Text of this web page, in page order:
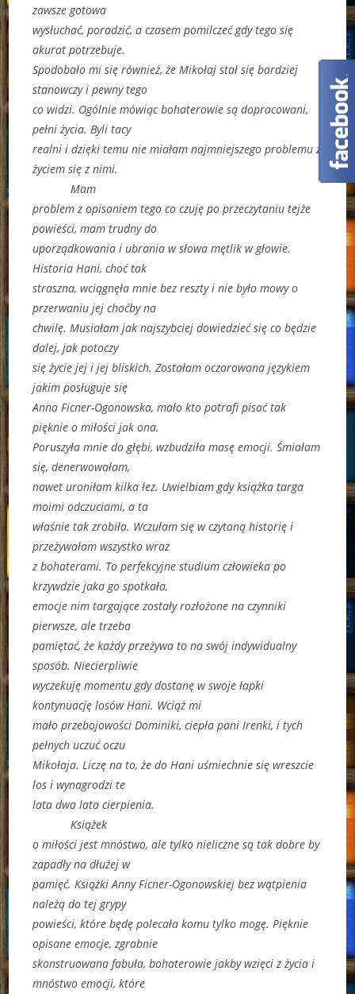
zawsze gotowa
wysłuchać, poradzić, a czasem pomilczeć gdy tego się
akurat potrzebuje.
Spodobało mi się również, że Mikołaj stał się bardziej
stanowczy i pewny tego
co widzi. Ogólnie mówiąc bohaterowie są dopracowani,
pełni życia. Byli tacy
realni i dzięki temu nie miałam najmniejszego problemu z
życiem się z nimi.
Mam
problem z opisaniem tego co czuję po przeczytaniu tejże
powieści, mam trudny do
uporządkowania i ubrania w słowa mętlik w głowie.
Historia Hani, choć tak
straszna, wciągnęła mnie bez reszty i nie było mowy o
przerwaniu jej choćby na
chwilę. Musiałam jak najszybciej dowiedzieć się co będzie
dalej, jak potoczy
się życie jej i jej bliskich. Zostałam oczarowana językiem
jakim posługuje się
Anna Ficner-Ogonowska, mało kto potrafi pisać tak
pięknie o miłości jak ona.
Poruszyła mnie do głębi, wzbudziła masę emocji. Śmiałam
się, denerwowałam,
nawet uroniłam kilka łez. Uwielbiam gdy książka targa
moimi odczuciami, a ta
właśnie tak zrobiła. Wczułam się w czytaną historię i
przeżywałam wszystko wraz
z bohaterami. To perfekcyjne studium człowieka po
krzywdzie jaka go spotkała,
emocje nim targające zostały rozłożone na czynniki
pierwsze, ale trzeba
pamiętać, że każdy przeżywa to na swój indywidualny
sposób. Niecierpliwie
wyczekuję momentu gdy dostanę w swoje łapki
kontynuację losów Hani. Wciąż mi
mało przebojowości Dominiki, ciepła pani Irenki, i tych
pełnych uczuć oczu
Mikołaja. Liczę na to, że do Hani uśmiechnie się wreszcie
los i wynagrodzi te
lata dwa lata cierpienia.
Książek
o miłości jest mnóstwo, ale tylko nieliczne są tak dobre by
zapadły na dłużej w
pamięć. Książki Anny Ficner-Ogonowskiej bez wątpienia
należą do tej grypy
powieści, które będę polecała komu tylko mogę. Pięknie
opisane emocje, zgrabnie
skonstruowana fabuła, bohaterowie jakby wzięci z życia i
mnóstwo emocji, które